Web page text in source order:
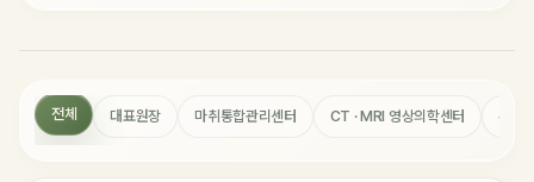
전체 대표원장 마취통합관리센터 CT · MRI 영상의학센터 수술